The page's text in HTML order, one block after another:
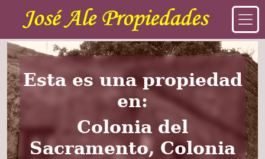
Esta es una propiedad
en:
Colonia del
Sacramento, Colonia